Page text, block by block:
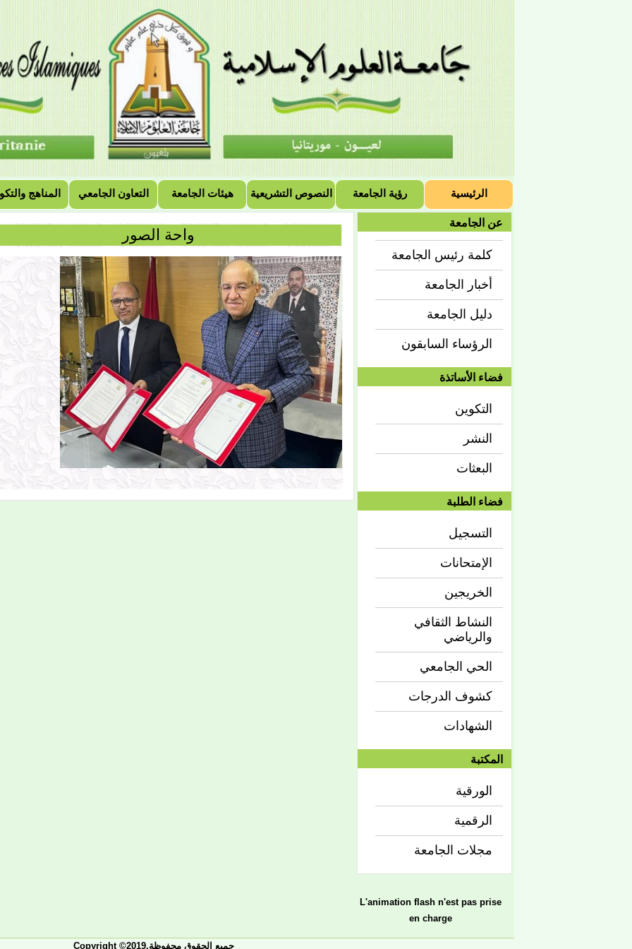
المناهج التعاون الجامعي هيئات الجامعة النصوص التشريعية رؤية الجامعة الرئيسية
واحة الصور
عن الجامعة
كلمة رئيس الجامعة
أخبار الجامعة
دليل الجامعة
الرؤساء السابقون
فضاء الأساتذة
التكوين
النشر
البعثات
فضاء الطلبة
التسجيل
الإمتحانات
الخريجين
النشاط الثقافي
والرياضي
الحي الجامعي
كشوف الدرجات
الشهادات
المكتبة
الورقية
الرقمية
مجلات الجامعة
L'animation flash n'est pas prise
en charge
Copyright ©2019.جميع الحقوق محفوظة